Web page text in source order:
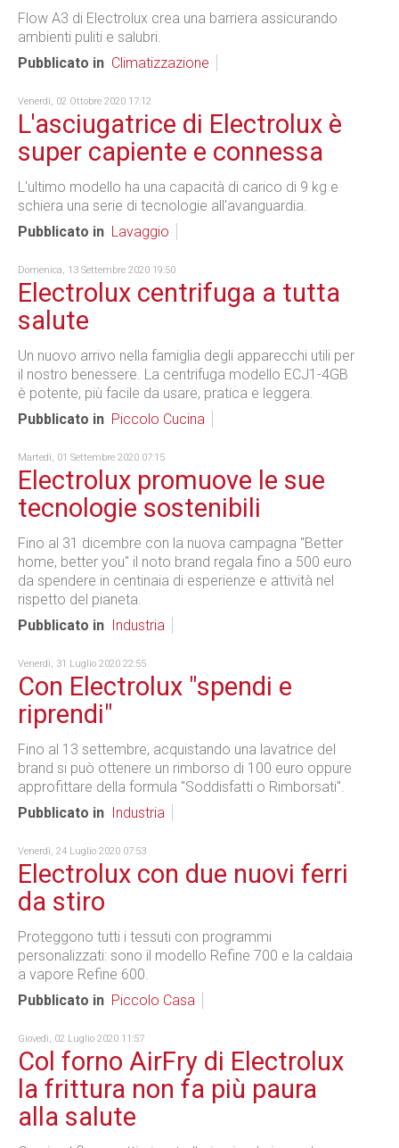
Flow A3 di Electrolux crea una barriera assicurando
ambienti puliti e salubri.
Pubblicato in Climatizzazione
Venerdì, 02 Ottobre 2020 17:12
L'asciugatrice di Electrolux è
super capiente e connessa
L'ultimo modello ha una capacità di carico di 9 kg e
schiera una serie di tecnologie all'avanguardia.
Pubblicato in Lavaggio
Domenica, 13 Settembre 2020 19:50
Electrolux centrifuga a tutta
salute
Un nuovo arrivo nella famiglia degli apparecchi utili per
il nostro benessere. La centrifuga modello ECJ1-4GB
è potente, più facile da usare, pratica e leggera.
Pubblicato in Piccolo Cucina
Martedì, 01 Settembre 2020 07:15
Electrolux promuove le sue
tecnologie sostenibili
Fino al 31 dicembre con la nuova campagna "Better
home, better you" il noto brand regala fino a 500 euro
da spendere in centinaia di esperienze e attività nel
rispetto del pianeta.
Pubblicato in
Industria
Venerdì, 31 Luglio 2020 22:55
Con Electrolux "spendi e
riprendi"
Fino al 13 settembre, acquistando una lavatrice del
brand si può ottenere un rimborso di 100 euro oppure
approfittare della formula "Soddisfatti o Rimborsati".
Pubblicato in
Industria
Venerdì, 24 Luglio 2020 07:53
Electrolux con due nuovi ferri
da stiro
Proteggono tutti i tessuti con programmi
personalizzati: sono il modello Refine 700 e la caldaia
a vapore Refine 600.
Pubblicato in Piccolo Casa
Giovedì, 02 Luglio 2020 11:57
Col forno AirFry di Electrolux
la frittura non fa più paura
alla salute